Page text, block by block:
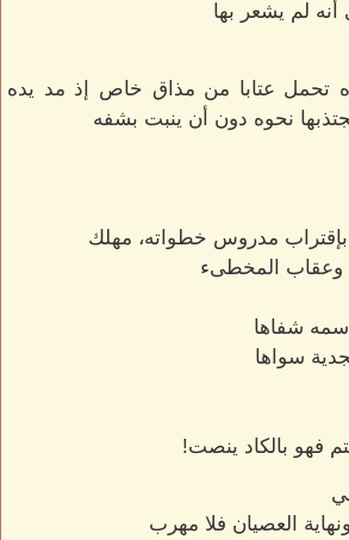
أنه لم يشعر بها
تحمل عتابا من مذاق خاص إذ مد يده
نحوه دون أن ينبت بشفه
مدروس خطواته، مهلك
وعقاب المخطىء
شفاها
سواها
فهو بالكاد ينصت!
العصيان فلا مهرب